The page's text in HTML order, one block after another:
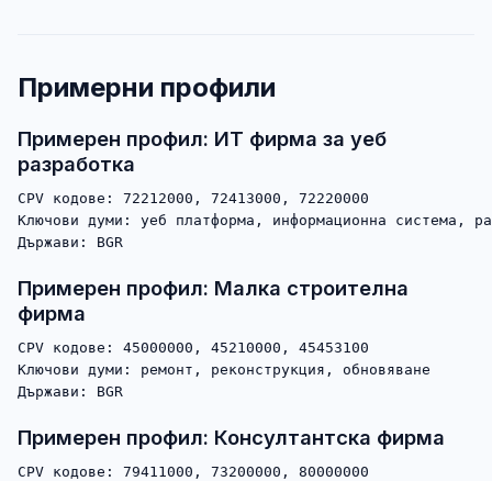
Примерни профили
Примерен профил: ИТ фирма за уеб
разработка
CPV кодове: 72212000, 72413000, 72220000
Ключови думи: уеб платформа, информационна система,
Примерен профил: Малка строителна
фирма
CPV кодове: 45000000, 45210000, 45453100
Ключови думи: ремонт, реконструкция, обновяване
Примерен профил: Консултантска фирма
CPV кодове: 79411000, 73200000, 80000000